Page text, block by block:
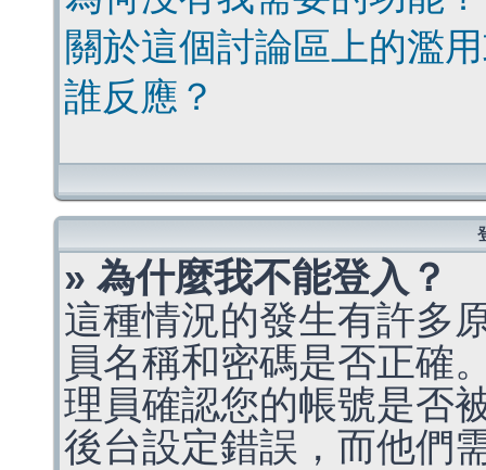
關於這個討論區上的濫
誰反應？
» 為什麼我不能登入？
這種情況的發生有許多
員名稱和密碼是否正確
理員確認您的帳號是否
後台設定錯誤，而他們